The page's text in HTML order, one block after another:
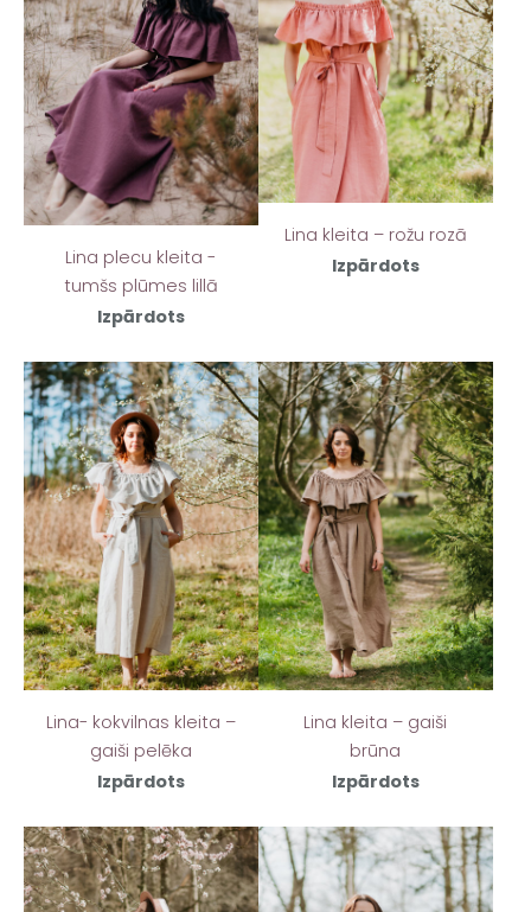
Lina plecu kleita -
tumšs plūmes lillā
Izpārdots
Lina kleita – rožu rozā
Izpārdots
Lina- kokvilnas kleita –
gaiši pelēka
Izpārdots
Lina kleita – gaiši
brūna
Izpārdots